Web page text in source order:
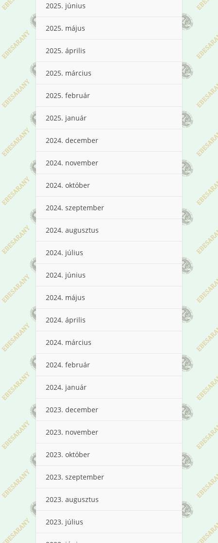
2025. június
2025. május
2025. április
2025. március
2025. február
2025. január
2024. december
2024. november
2024. október
2024. szeptember
2024. augusztus
2024. július
2024. június
2024. május
2024. április
2024. március
2024. február
2024. január
2023. december
2023. november
2023. október
2023. szeptember
2023. augusztus
2023. július